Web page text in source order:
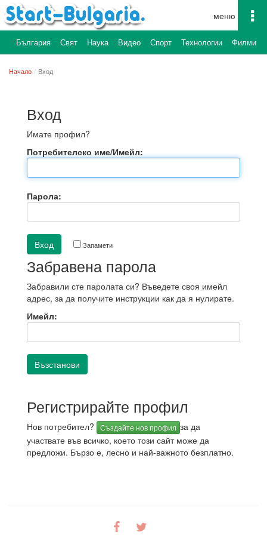
България Свят Наука Видео Спорт Технологии Филми
Начало Вход
Вход
Имате профил?
Потребителско име/Имейл:
Парола:
Запамети
Забравена парола
Забравили сте паролата си? Въведете своя имейл
адрес, за да получите инструкции как да я нулирате.
Имейл:
Регистрирайте профил
Нов потребител? Създайте нов профил за да
участвате във всичко, което този сайт може да
предложи. Бързо е, лесно и най-важното безплатно.